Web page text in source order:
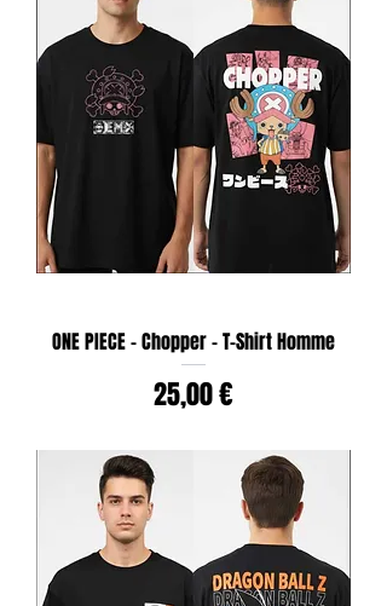
ONE PIECE - Chopper - T-Shirt Homme
Prix
25,00 €